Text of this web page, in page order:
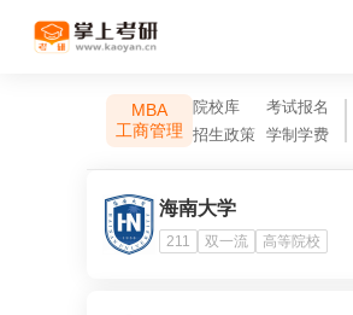
MBA
工商管理
院校库
考试报名
招生政策
学制学费
海南大学
211 双一流 高等院校